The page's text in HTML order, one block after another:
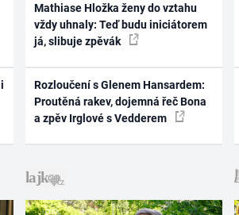
Mathiase Hložka ženy do vztahu
vždy uhnaly: Teď budu iniciátorem
já, slibuje zpěvák
Rozloučení s Glenem Hansardem:
Proutěná rakev, dojemná řeč Bona
a zpěv Irglové s Vedderem